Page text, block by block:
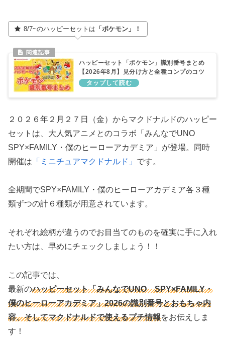
8/7~のハッピーセットは 「ポケモン」！
ハッピーセット「ポケモン」識別番号まとめ
【2026年8月】見分け方と全種コンプのコツ
２０２６年２月２７日（金）からマクドナルドのハッピー
セットは、大人気アニメとのコラボ「みんなでUNO
SPY×FAMILY・僕のヒーローアカデミア」が登場。同時
開催は 「ミニチュアマクドナルド」 です。
全期間でSPY×FAMILY・僕のヒーローアカデミア各３種
類ずつの計６種類が用意されています。
それぞれ絵柄が違うのでお目当てのものを確実に手に入れ
たい方は、早めにチェックしましょう！！
この記事では、
最新のハッピーセット「みんなでUNO SPY×FAMILY・
僕のヒーローアカデミア」2026の識別番号とおもちゃ内
容、そしてマクドナルドで使えるプチ情報をお伝えしま
す！